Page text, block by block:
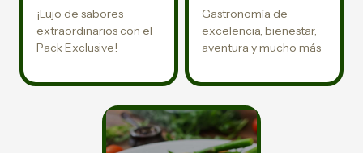
¡Lujo de sabores
extraordinarios con el
Pack Exclusive!
Gastronomía de
excelencia, bienestar,
aventura y mucho más